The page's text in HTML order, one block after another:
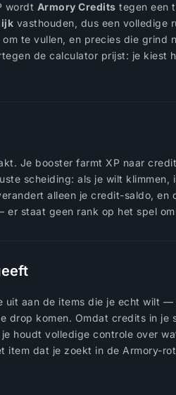
wordt Armory Credits tegen een
vasthouden, dus een volledige
om te vullen, en precies die
de calculator prijst: je
Je booster farmt XP naar
scheiding: als je wilt
alleen je credit-saldo,
staat geen rank op het spel
aan de items die je echt wilt
drop komen. Omdat credits in
houdt volledige controle over
dat je zoekt in de Armory-